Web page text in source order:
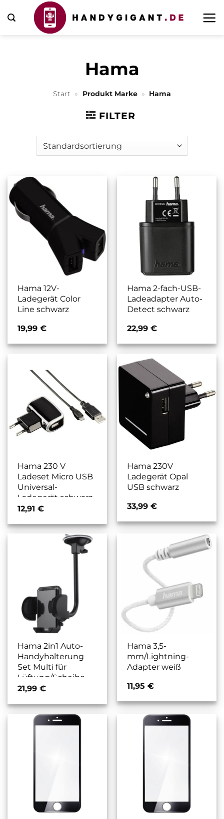
Inhalt
Hama
Start » Produkt Marke » Hama
FILTER
Hama 12V-
Ladegerät Color
Line schwarz
19,99 €
Hama 2-fach-USB-
Ladeadapter Auto-
Detect schwarz
22,99 €
Hama 230 V
Ladeset Micro USB
Universal-
Ladegerät schwarz
12,91 €
Hama 230V
Ladegerät Opal
USB schwarz
33,99 €
Hama 2in1 Auto-
Handyhalterung
Set Multi für
Lüftung/Scheibe
21,99 €
Hama 3,5-
mm/Lightning-
Adapter weiß
11,95 €